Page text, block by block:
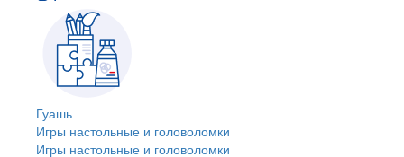
Гуашь
Игры настольные и головоломки
Игры настольные и головоломки